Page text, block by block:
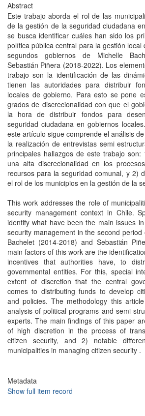
Abstract
Este trabajo aborda el rol de las
de la gestión de la seguridad ciudadana
se busca identificar cuáles han sido los
política pública central para la gestión local
segundos gobiernos de Michelle
Sebastián Piñera (2018-2022). Los
trabajo son la identificación de las
tienen las autoridades para distribuir
locales de gobierno. Para esto se pone
grados de discrecionalidad con que el
la hora de distribuir fondos para
seguridad ciudadana en gobiernos
este artículo sigue comprende el análisis
la realización de entrevistas semi
principales hallazgos de este trabajo
una alta discrecionalidad en los
recursos para la seguridad comunal, y 2)
el rol de los municipios en la gestión de la
This work addresses the role of
security management context in Chile.
identify what have been the main issues
security management in the second
Bachelet (2014-2018) and Sebastián
main factors of this work are the
incentives that authorities have, to
governmental entities. For this, special
extent of discretion that the central
comes to distributing funds to develop
and policies. The methodology this
analysis of political programs and semi-
experts. The main findings of this paper
of high discretion in the process of
citizen security, and 2) notable
municipalities in managing citizen security .
Metadata
Show full item record